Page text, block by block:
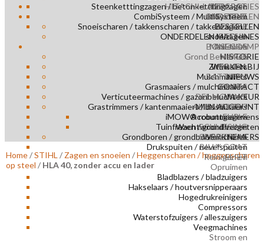
Steenketttingzagen / betonketttingzagen
CombiSysteem / MultiSysteem
Snoeischaren / takkenscharen / takkenzagen /
snoeizagen
Maaien en
Grond Bewerken
Zitmaaiers
Mulchmaaiers
Grasmaaiers / mulchmaaiers
Verticuteermachines / gazonbeluchters
Grastrimmers / kantenmaaiers / bosmaaiers
iMOW® robotmaaiers
Tuinfrezen / grondfrezen
Grondboren / grondboormachines
Drukspuiten / nevelspuiten
Reinigen en
Opruimen
Bladblazers / bladzuigers
Hakselaars / houtversnipperaars
Hogedrukreinigers
Compressors
Waterstofzuigers / alleszuigers
Veegmachines
Stroom en
HITACHI-LANDCROS
AMAZONE
HOLDER
ETESIA
ASECOS
NIMOS
HONDA
BATTIPAV
EMPAS
DEL MORINO
AL HANDLING
EHRLE
SCHLIESING
SPIJKSTAAL
BILLY GOAT
ELIET
REPARATIES
ONDERDELEN
BESTELLEN
ONDERDELEN MACHINES
BONENKAMP
HISTORIE
WERKEN BIJ
NIEUWS
CONTACT
VA KEUR
MIJN ACCOUNT
Accountgegevens
Wachtwoord vergeten
WERKNEMERS
Home/STIHL / Zagen en snoeien /Heggenscharen / heggenscharen
op steel / HLA 40, zonder accu en lader